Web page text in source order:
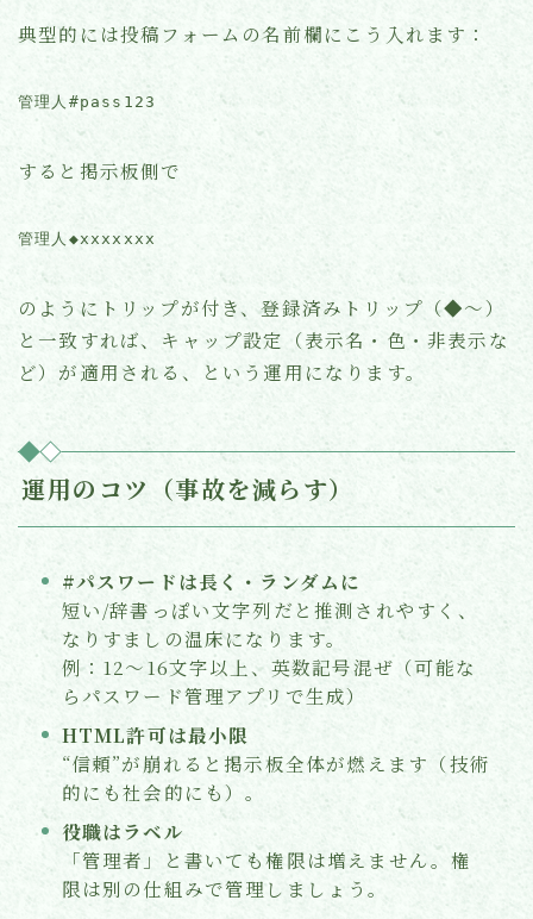
典型的には投稿フォームの名前欄にこう入れます：
すると掲示板側で
のようにトリップが付き、登録済みトリップ（◆〜）
と一致すれば、キャップ設定（表示名・色・非表示な
ど）が適用される、という運用になります。
運用のコツ（事故を減らす）
#パスワードは長く・ランダムに
短い/辞書っぽい文字列だと推測されやすく、
なりすましの温床になります。
例：12〜16文字以上、英数記号混ぜ（可能な
らパスワード管理アプリで生成）
HTML許可は最小限
“信頼”が崩れると掲示板全体が燃えます（技術
的にも社会的にも）。
役職はラベル
「管理者」と書いても権限は増えません。権
限は別の仕組みで管理しましょう。